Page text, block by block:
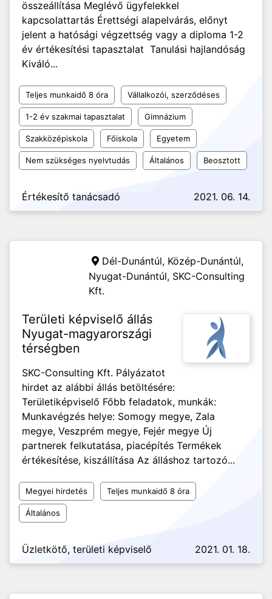
összeállítása Meglévő ügyfelekkel
kapcsolattartás Érettségi alapelvárás, előnyt
jelent a hatósági végzettség vagy a diploma 1-2
év értékesítési tapasztalat Tanulási hajlandóság
Kiváló...
Teljes munkaidő 8 óra Vállalkozói, szerződéses
1-2 év szakmai tapasztalat Gimnázium
Szakközépiskola Főiskola Egyetem
Nem szükséges nyelvtudás Általános Beosztott
Értékesítő tanácsadó 2021. 06. 14.
Dél-Dunántúl, Közép-Dunántúl,
Nyugat-Dunántúl, SKC-Consulting
Kft.
Területi képviselő állás
Nyugat-magyarországi
térségben
SKC-Consulting Kft. Pályázatot
hirdet az alábbi állás betöltésére:
Területiképviselő Főbb feladatok, munkák:
Munkavégzés helye: Somogy megye, Zala
megye, Veszprém megye, Fejér megye Új
partnerek felkutatása, piacépítés Termékek
értékesítése, kiszállítása Az álláshoz tartozó...
Megyei hirdetés Teljes munkaidő 8 óra
Általános
Üzletkötő, területi képviselő 2021. 01. 18.